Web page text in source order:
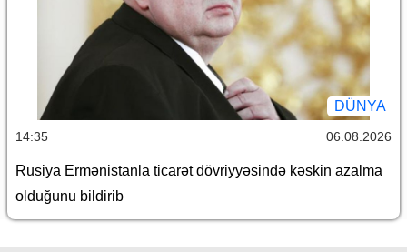
DÜNYA
14:35 06.08.2026
Rusiya Ermənistanla ticarət dövriyyəsində kəskin azalma
olduğunu bildirib